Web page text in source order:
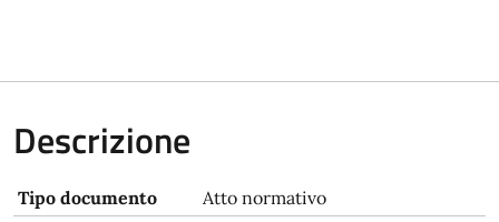
Descrizione
Tipo documento
Atto normativo